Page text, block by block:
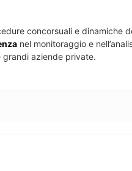
concorsuali e dinamiche
nel monitoraggio e
grandi aziende private.